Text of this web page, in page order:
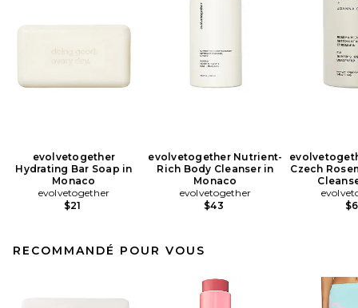
evolvetogether
Hydrating Bar Soap in
Monaco
evolvetogether
$21
evolvetogether Nutrient-
Rich Body Cleanser in
Monaco
evolvetogether
$43
Czech
RECOMMANDÉ POUR VOUS